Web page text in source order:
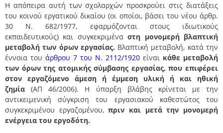
Η απόπειρα αυτή των σχολαρχών προσκρούει στις διατάξεις
του κοινού εργατικού δικαίου (οι οποίοι, βάσει του νέου άρθρ.
30 Ν. 682/1977, εφαρμόζονται στους ιδιωτικούς
εκπαιδευτικούς) και συγκεκριμέναστη μονομερή βλαπτική
μεταβολή των όρων εργασίας. Βλαπτική μεταβολή, κατά την
έννοια του άρθρου 7 του Ν. 2112/1920 είναι κάθε μεταβολή
των όρων της ατομικής σύμβασης εργασίας, που επιφέρει
στον εργαζόμενο άμεση ή έμμεση υλική ή και ηθική
ζημία (ΑΠ 46/2006). Η ύπαρξη βλάβης κρίνεται με την
αντικειμενική σύγκριση του εργασιακού καθεστώτος του
συγκεκριμένου εργαζομένου,πριν και μετά την μονομερή
ενέργεια του εργοδότη.